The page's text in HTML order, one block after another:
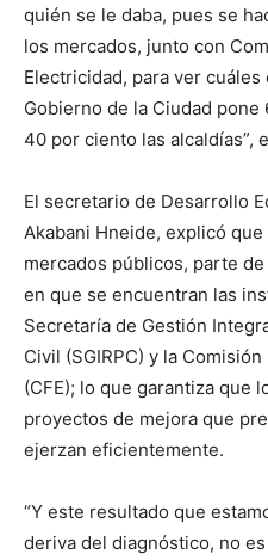
quién se le daba, pues se
los mercados, junto con
Electricidad, para ver
Gobierno de la Ciudad
40 por ciento las alcaldías”,
El secretario de Desarrollo
Akabani Hneide, explicó
mercados públicos, parte
en que se encuentran las
Secretaría de Gestión
Civil (SGIRPC) y la
(CFE); lo que garantiza que
proyectos de mejora que
ejerzan eficientemente.
“Y este resultado que
deriva del diagnóstico, no